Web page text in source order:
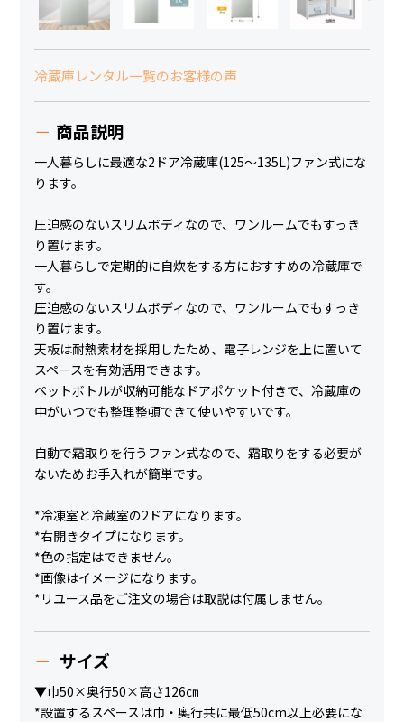
冷蔵庫レンタル一覧のお客様の声
商品説明
一人暮らしに最適な2ドア冷蔵庫(125〜135L)ファン式にな
ります。
圧迫感のないスリムボディなので、ワンルームでもすっき
り置けます。
一人暮らしで定期的に自炊をする方におすすめの冷蔵庫で
す。
圧迫感のないスリムボディなので、ワンルームでもすっき
り置けます。
天板は耐熱素材を採用したため、電子レンジを上に置いて
スペースを有効活用できます。
ペットボトルが収納可能なドアポケット付きで、冷蔵庫の
中がいつでも整理整頓できて使いやすいです。
自動で霜取りを行うファン式なので、霜取りをする必要が
ないためお手入れが簡単です。
*冷凍室と冷蔵室の2ドアになります。
*右開きタイプになります。
*色の指定はできません。
*画像はイメージになります。
*リユース品をご注文の場合は取説は付属しません。
サイズ
▼巾50×奥行50×高さ126㎝
*設置するスペースは巾・奥行共に最低50cm以上必要にな